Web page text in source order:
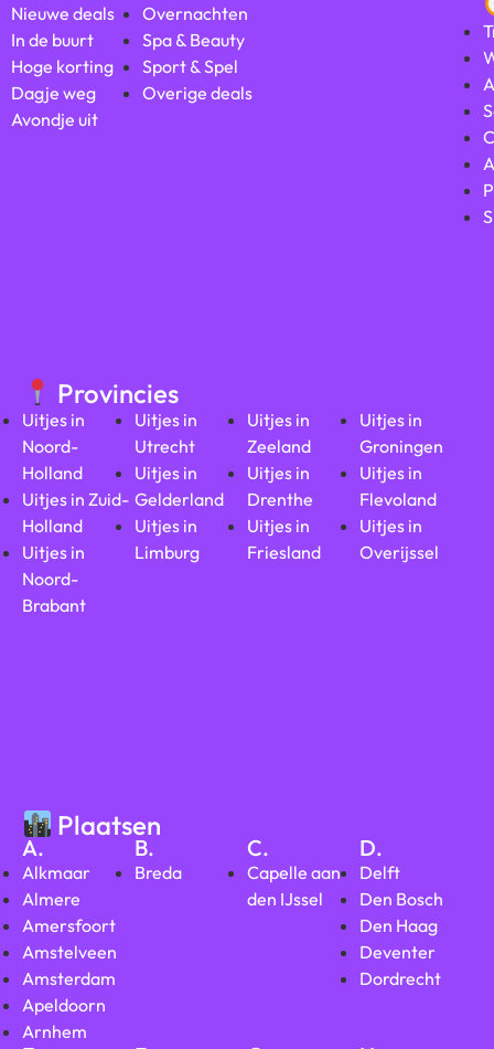
Nieuwe deals
In de buurt
Hoge korting
Dagje weg
Avondje uit
Overnachten
Spa & Beauty
Sport & Spel
Overige deals
Provincies
Uitjes in
Noord-
Holland
Uitjes in Zuid-
Holland
Uitjes in
Noord-
Brabant
Uitjes in
Utrecht
Uitjes in
Gelderland
Uitjes in
Limburg
Uitjes in
Zeeland
Uitjes in
Drenthe
Uitjes in
Friesland
Uitjes in
Groningen
Uitjes in
Flevoland
Uitjes in
Overijssel
Plaatsen
A.
Alkmaar
Almere
Amersfoort
Amstelveen
Amsterdam
Apeldoorn
Arnhem
B.
Breda
C.
Capelle aan
den IJssel
D.
Delft
Den Bosch
Den Haag
Deventer
Dordrecht